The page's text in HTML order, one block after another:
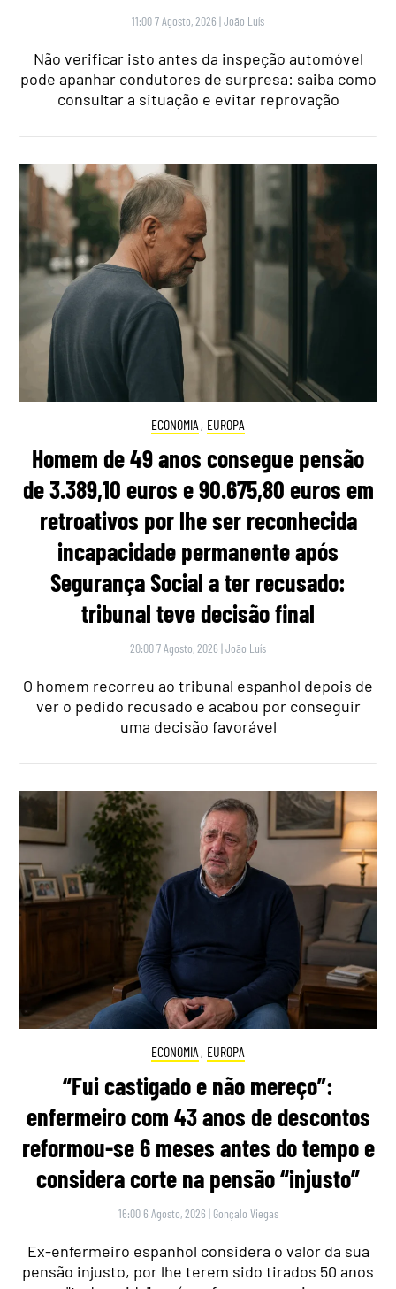
11:00 7 Agosto, 2026 |João Luís
Não verificar isto antes da inspeção automóvel
pode apanhar condutores de surpresa: saiba como
consultar a situação e evitar reprovação
ECONOMIA , EUROPA
Homem de 49 anos consegue pensão
de 3.389,10 euros e 90.675,80 euros em
retroativos por lhe ser reconhecida
incapacidade permanente após
Segurança Social a ter recusado:
tribunal teve decisão final
20:00 7 Agosto, 2026 |João Luís
O homem recorreu ao tribunal espanhol depois de
ver o pedido recusado e acabou por conseguir
uma decisão favorável
ECONOMIA , EUROPA
“Fui castigado e não mereço”:
enfermeiro com 43 anos de descontos
reformou-se 6 meses antes do tempo e
considera corte na pensão “injusto”
16:00 6 Agosto, 2026 | Gonçalo Viegas
Ex-enfermeiro espanhol considera o valor da sua
pensão injusto, por lhe terem sido tirados 50 anos